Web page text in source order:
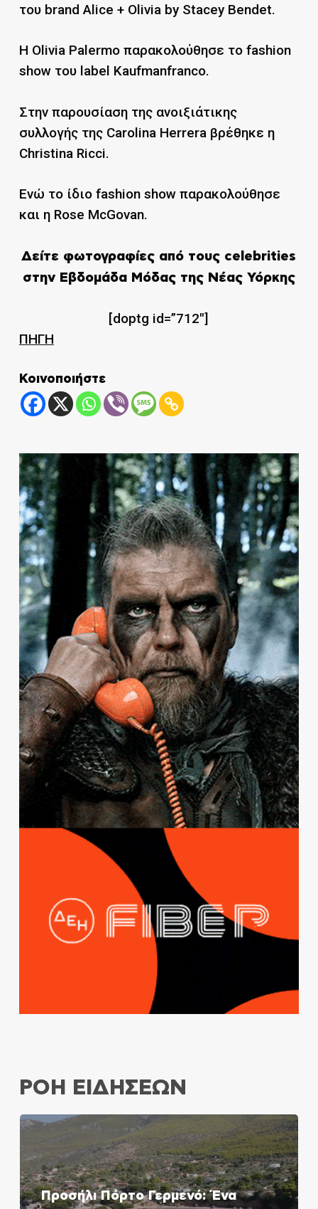
του brand Alice + Olivia by Stacey Bendet.
H Olivia Palermo παρακολούθησε το fashion
show του label Kaufmanfranco.
Στην παρουσίαση της ανοιξιάτικης
συλλογής της Carolina Herrera βρέθηκε η
Christina Ricci.
Ενώ το ίδιο fashion show παρακολούθησε
και η Rose McGovan.
Δείτε φωτογραφίες από τους celebrities
στην Εβδομάδα Μόδας της Νέας Υόρκης
[doptg id=”712″]
ΠΗΓΗ
Κοινοποιήστε
ΡΟΗ ΕΙΔΗΣΕΩΝ
Προσήλι Πόρτο Γερμενό: Ένα